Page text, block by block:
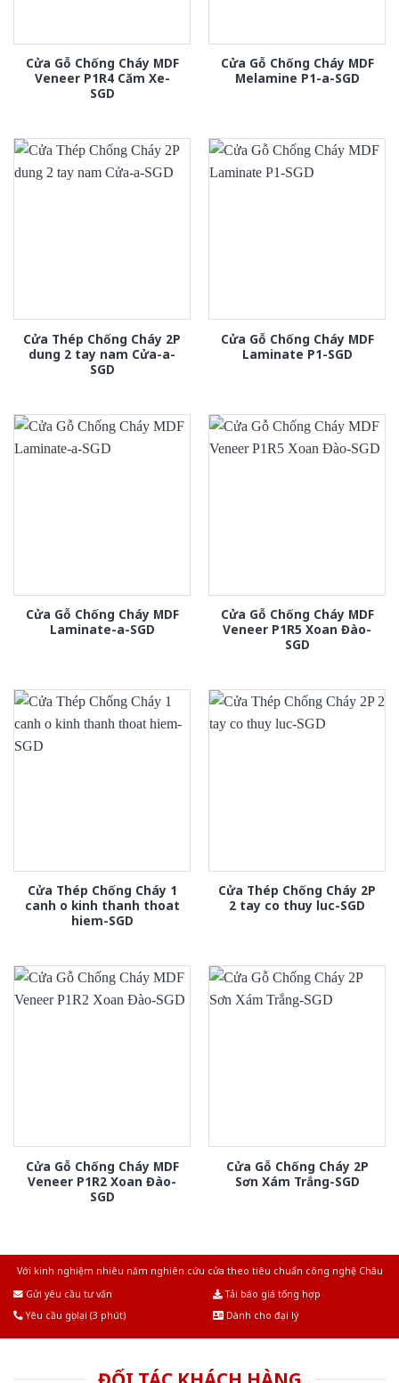
Cửa Gỗ Chống Cháy MDF
Veneer P1R4 Căm Xe-
SGD
Cửa Gỗ Chống Cháy MDF
Melamine P1-a-SGD
Cửa Thép Chống Cháy 2P
dung 2 tay nam Cửa-a-
SGD
Cửa Gỗ Chống Cháy MDF
Laminate P1-SGD
Cửa Gỗ Chống Cháy MDF
Laminate-a-SGD
Cửa Gỗ Chống Cháy MDF
Veneer P1R5 Xoan Đào-
SGD
Cửa Thép Chống Cháy 1
canh o kinh thanh thoat
hiem-SGD
Cửa Thép Chống Cháy 2P
2 tay co thuy luc-SGD
Cửa Gỗ Chống Cháy MDF
Veneer P1R2 Xoan Đào-
SGD
Cửa Gỗ Chống Cháy 2P
Sơn Xám Trắng-SGD
Với kinh nghiệm nhiêu năm nghiên cứu cửa theo tiêu chuẩn công nghệ Châu
Gửi yêu cầu tư vấn
Tải báo giá tổng hợp
Yêu cầu gọi lại (3 phút)
Dành cho đại lý